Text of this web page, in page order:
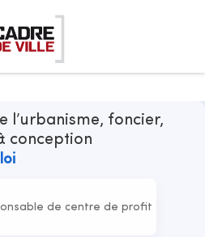
l’urbanisme, foncier,
conception